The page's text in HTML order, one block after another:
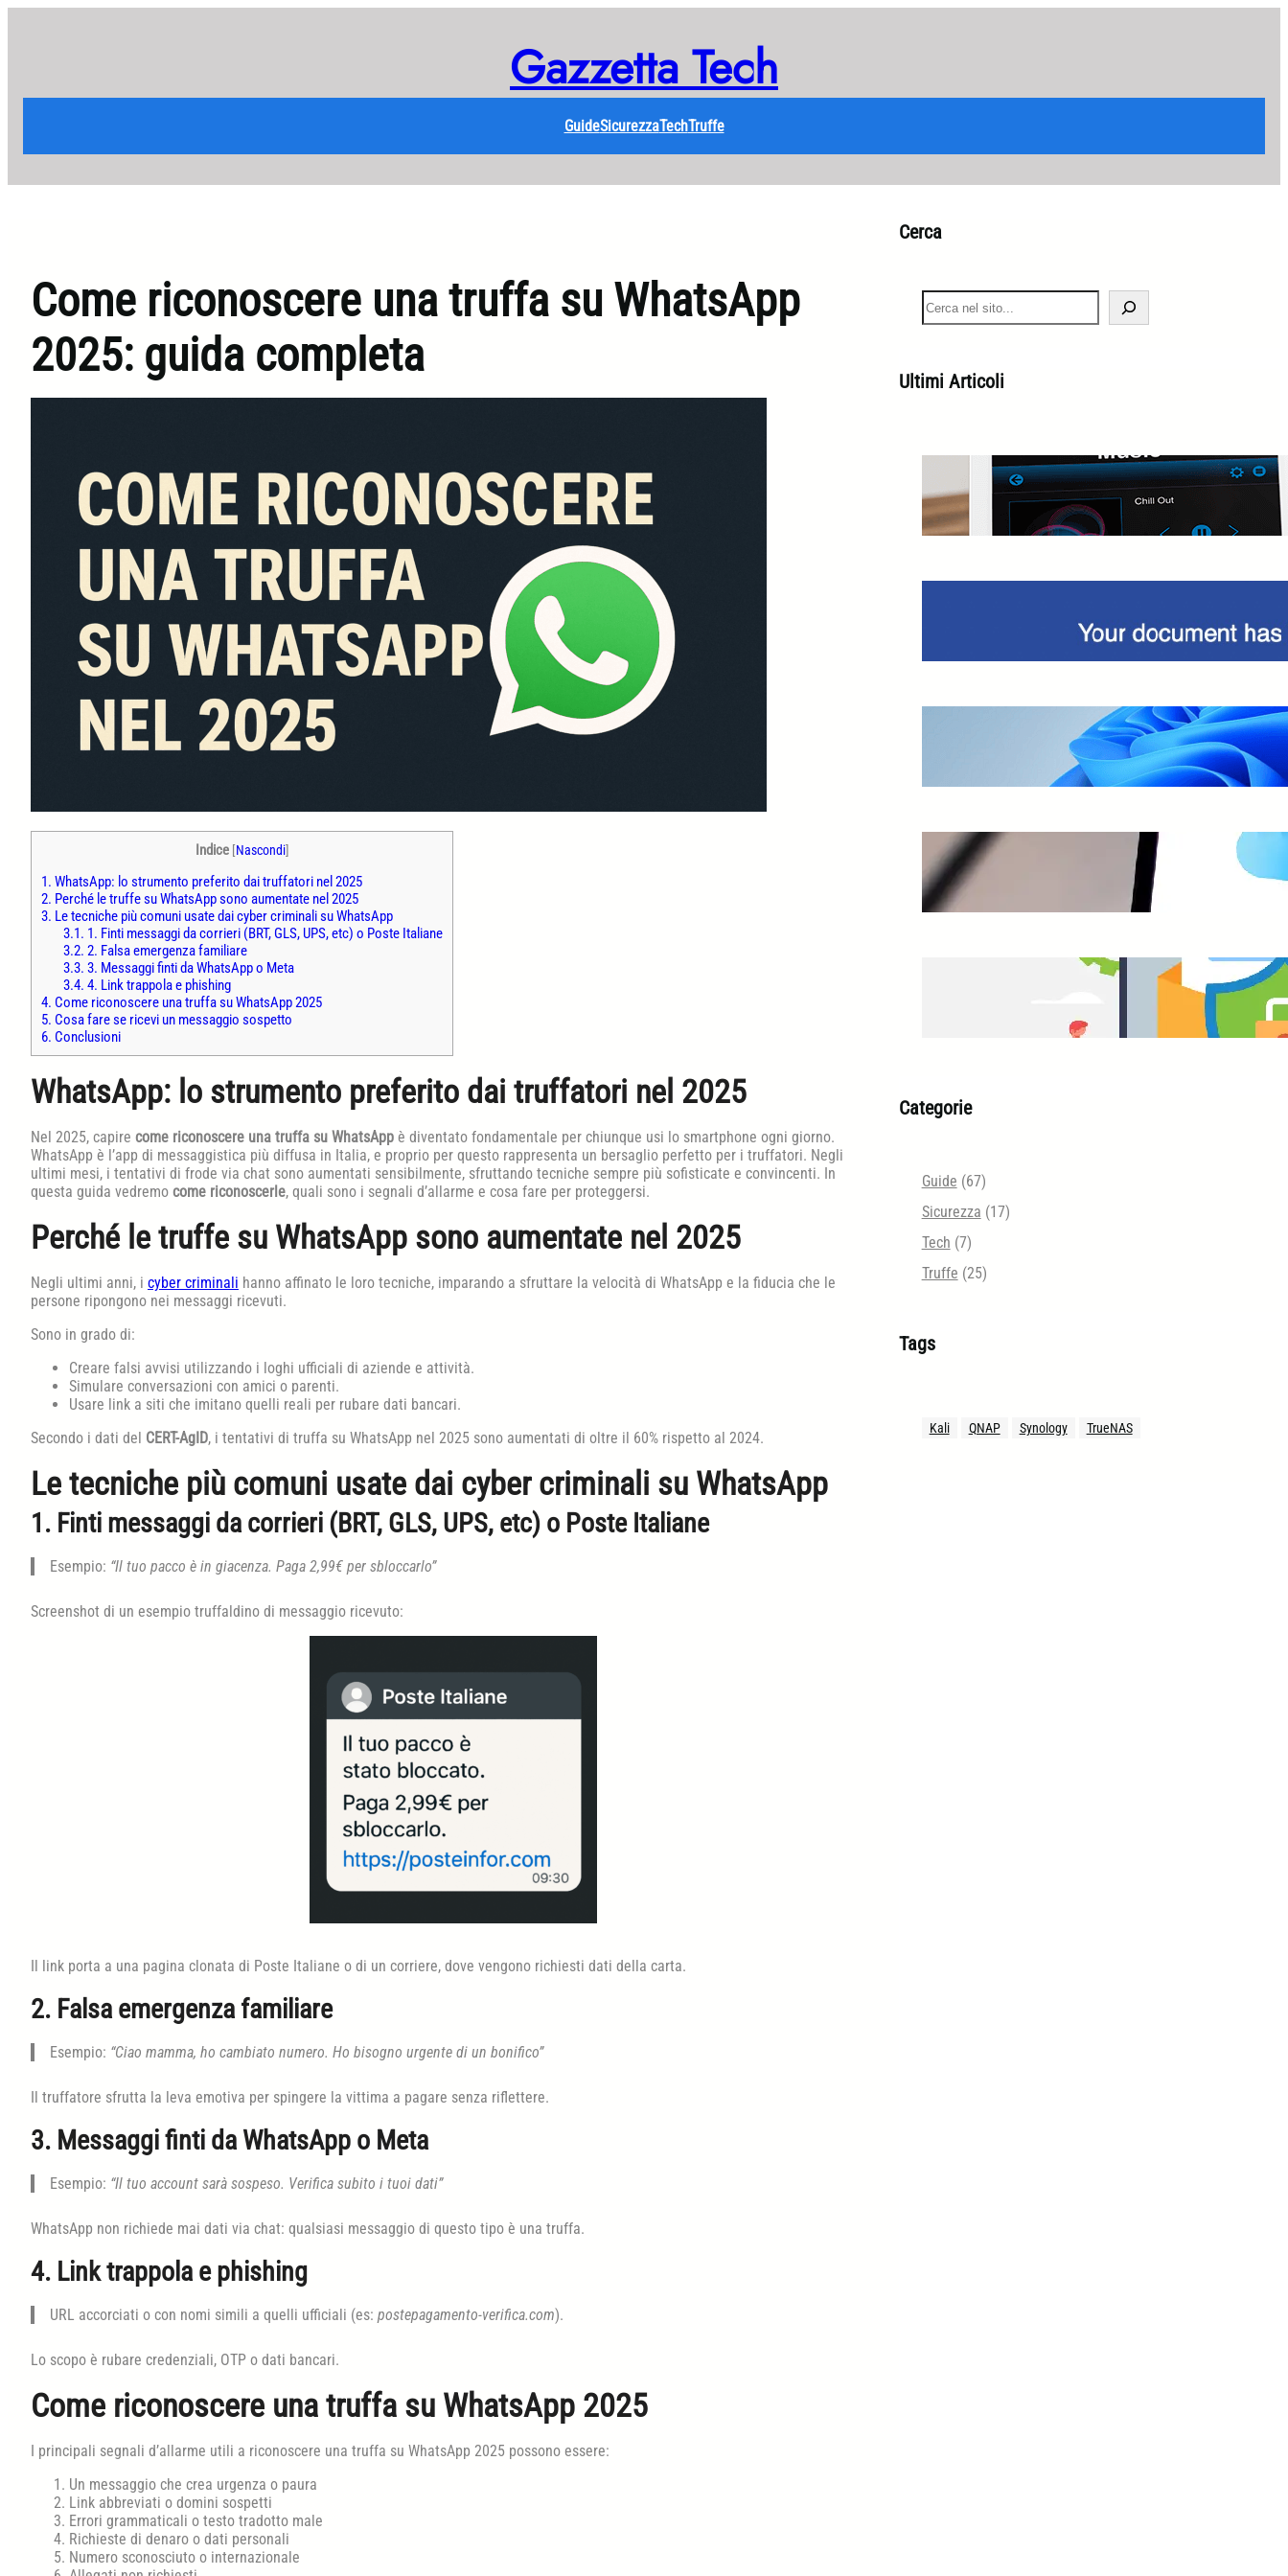
Gazzetta Tech
GuideSicurezzaTechTruffe
Come riconoscere una truffa su WhatsApp
2025: guida completa
Indice [Nascondi]
1. WhatsApp: lo strumento preferito dai truffatori nel 2025
2. Perché le truffe su WhatsApp sono aumentate nel 2025
3. Le tecniche più comuni usate dai cyber criminali su WhatsApp
3.1. 1. Finti messaggi da corrieri (BRT, GLS, UPS, etc) o Poste Italiane
3.2. 2. Falsa emergenza familiare
3.3. 3. Messaggi finti da WhatsApp o Meta
3.4. 4. Link trappola e phishing
4. Come riconoscere una truffa su WhatsApp 2025
5. Cosa fare se ricevi un messaggio sospetto
6. Conclusioni
WhatsApp: lo strumento preferito dai truffatori nel 2025
Nel 2025, capire come riconoscere una truffa su WhatsApp è diventato fondamentale per chiunque usi lo smartphone ogni giorno.
WhatsApp è l’app di messaggistica più diffusa in Italia, e proprio per questo rappresenta un bersaglio perfetto per i truffatori. Negli
ultimi mesi, i tentativi di frode via chat sono aumentati sensibilmente, sfruttando tecniche sempre più sofisticate e convincenti. In
questa guida vedremo come riconoscerle, quali sono i segnali d’allarme e cosa fare per proteggersi.
Perché le truffe su WhatsApp sono aumentate nel 2025
Negli ultimi anni, i cyber criminali hanno affinato le loro tecniche, imparando a sfruttare la velocità di WhatsApp e la fiducia che le
persone ripongono nei messaggi ricevuti.
Sono in grado di:
Creare falsi avvisi utilizzando i loghi ufficiali di aziende e attività.
Simulare conversazioni con amici o parenti.
Usare link a siti che imitano quelli reali per rubare dati bancari.
Secondo i dati del CERT-AgID, i tentativi di truffa su WhatsApp nel 2025 sono aumentati di oltre il 60% rispetto al 2024.
Le tecniche più comuni usate dai cyber criminali su WhatsApp
1. Finti messaggi da corrieri (BRT, GLS, UPS, etc) o Poste Italiane
Esempio: “Il tuo pacco è in giacenza. Paga 2,99€ per sbloccarlo”
Screenshot di un esempio truffaldino di messaggio ricevuto:
Il link porta a una pagina clonata di Poste Italiane o di un corriere, dove vengono richiesti dati della carta.
2. Falsa emergenza familiare
Esempio: “Ciao mamma, ho cambiato numero. Ho bisogno urgente di un bonifico”
Il truffatore sfrutta la leva emotiva per spingere la vittima a pagare senza riflettere.
3. Messaggi finti da WhatsApp o Meta
Esempio: “Il tuo account sarà sospeso. Verifica subito i tuoi dati”
WhatsApp non richiede mai dati via chat: qualsiasi messaggio di questo tipo è una truffa.
4. Link trappola e phishing
URL accorciati o con nomi simili a quelli ufficiali (es: postepagamento-verifica.com).
Lo scopo è rubare credenziali, OTP o dati bancari.
Come riconoscere una truffa su WhatsApp 2025
I principali segnali d’allarme utili a riconoscere una truffa su WhatsApp 2025 possono essere:
Un messaggio che crea urgenza o paura
Link abbreviati o domini sospetti
Errori grammaticali o testo tradotto male
Richieste di denaro o dati personali
Numero sconosciuto o internazionale
Cerca
S
e
c
h
Ultimi Articoli
Cambiare parola attivazione Alexa?
Guida dettagliata
document
Installare Windows 11 su VirtualBox
iCloud Protezione Avanzata
Categorie
Guide (67)
Sicurezza (17)
Tech (7)
Truffe (25)
Tags
Kali QNAP Synology TrueNAS